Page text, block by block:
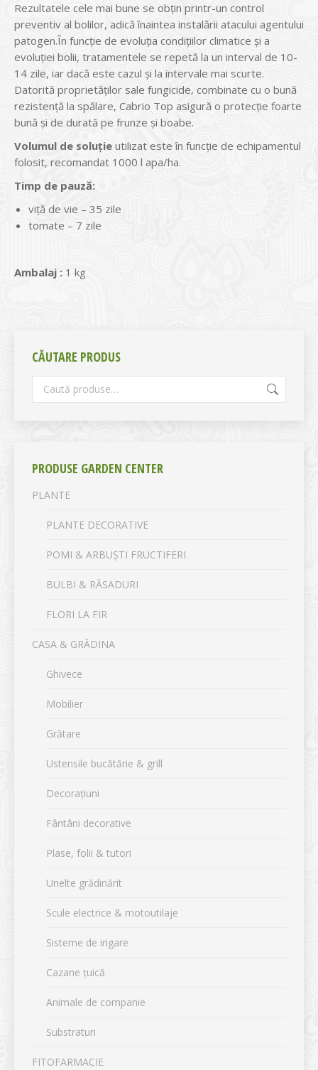
Rezultatele cele mai bune se obţin printr-un control
preventiv al bolilor, adică înaintea instalării atacului agentului
patogen.În funcţie de evoluţia condiţiilor climatice şi a
evoluţiei bolii, tratamentele se repetă la un interval de 10-
14 zile, iar dacă este cazul şi la intervale mai scurte.
Datorită proprietăţilor sale fungicide, combinate cu o bună
rezistenţă la spălare, Cabrio Top asigură o protecţie foarte
bună şi de durată pe frunze şi boabe.
Volumul de soluţie utilizat este în funcţie de echipamentul
folosit, recomandat 1000 l apa/ha.
Timp de pauză:
viță de vie – 35 zile
tomate – 7 zile
Ambalaj : 1 kg
CĂUTARE PRODUS
PRODUSE GARDEN CENTER
PLANTE
PLANTE DECORATIVE
POMI & ARBUȘTI FRUCTIFERI
BULBI & RĂSADURI
FLORI LA FIR
CASA & GRĂDINA
Ghivece
Mobilier
Grătare
Ustensile bucătărie & grill
Decorațiuni
Fântâni decorative
Plase, folii & tutori
Unelte grădinărit
Scule electrice & motoutilaje
Sisteme de irigare
Cazane țuică
Animale de companie
Substraturi
FITOFARMACIE